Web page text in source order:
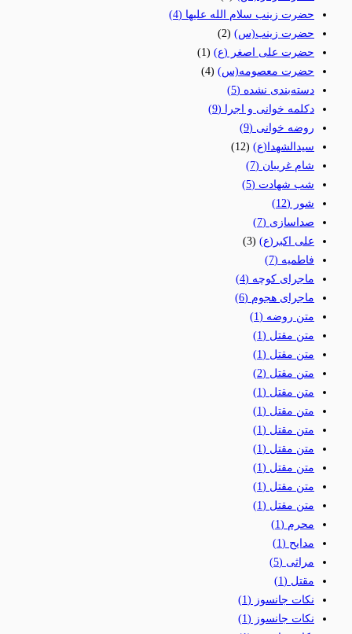
حضرت زینب سلام الله علیها (4)
حضرت زینب(س) (2)
حضرت علی اصغر (ع) (1)
حضرت معصومه(س) (4)
دسته‌بندی نشده (5)
دکلمه خوانی و اجرا (9)
روضه خوانی (9)
سیدالشهدا(ع) (12)
شام غریبان (7)
شب شهادت (5)
شور (12)
صداسازی (7)
علی اکبر(ع) (3)
فاطمیه (7)
ماجرای کوچه (4)
ماجرای هجوم (6)
متن روضه (1)
متن مقتل (1)
متن مقتل (1)
متن مقتل (2)
متن مقتل (1)
متن مقتل (1)
متن مقتل (1)
متن مقتل (1)
متن مقتل (1)
متن مقتل (1)
متن مقتل (1)
محرم (1)
مدایح (1)
مراثی (5)
مقتل (1)
نکات جانسوز (1)
نکات جانسوز (1)